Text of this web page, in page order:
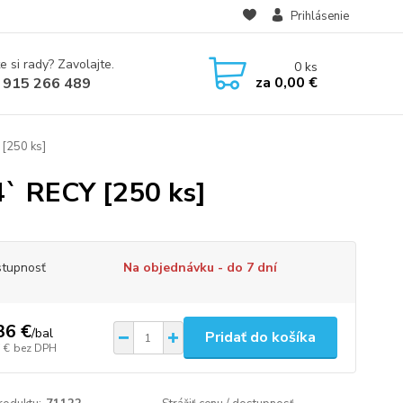
Prihlásenie
si rady? Zavolajte.
266 489
0ks
za 0,00 €
[250 ks]
RECY [250 ks]
Na objednávku - do 7 dní
€/bal
€ bez DPH
Pridať do košíka